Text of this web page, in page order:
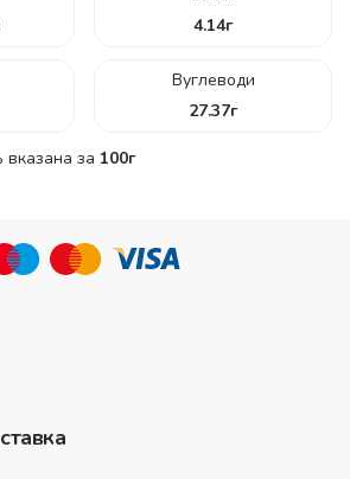
4.14г
Вуглеводи
27.37г
вказана за 100г